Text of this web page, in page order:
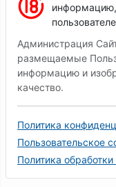
Администрация
размещаемые
информацию и
качество.
Политика
Пользовательское
Политика